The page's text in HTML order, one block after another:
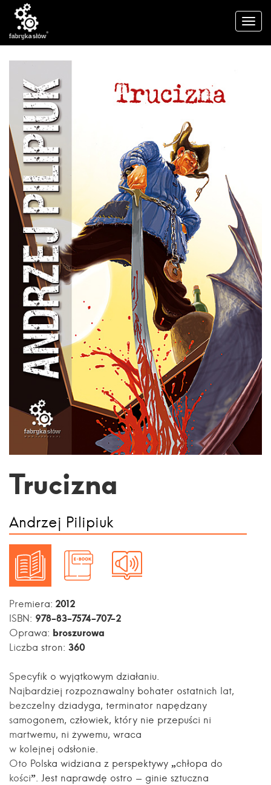
Trucizna
Andrzej Pilipiuk
Premiera: 2012
ISBN: 978-83-7574-707-2
Oprawa: broszurowa
Liczba stron: 360
Specyfik o wyjątkowym działaniu.
Najbardziej rozpoznawalny bohater ostatnich lat,
bezczelny dziadyga, terminator napędzany
samogonem, człowiek, który nie przepuści ni
martwemu, ni żywemu, wraca
w kolejnej odsłonie.
Oto Polska widziana z perspektywy „chłopa do
kości”. Jest naprawdę ostro - ginie sztuczna